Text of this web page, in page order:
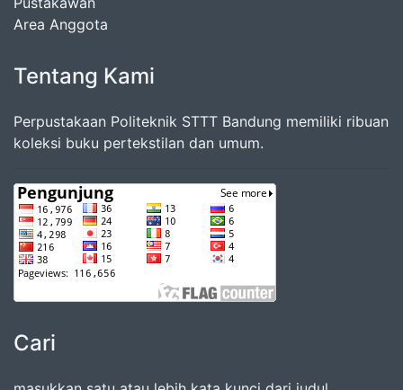
Area Anggota
Tentang Kami
Perpustakaan Politeknik STTT Bandung memiliki ribuan
koleksi buku pertekstilan dan umum.
Cari